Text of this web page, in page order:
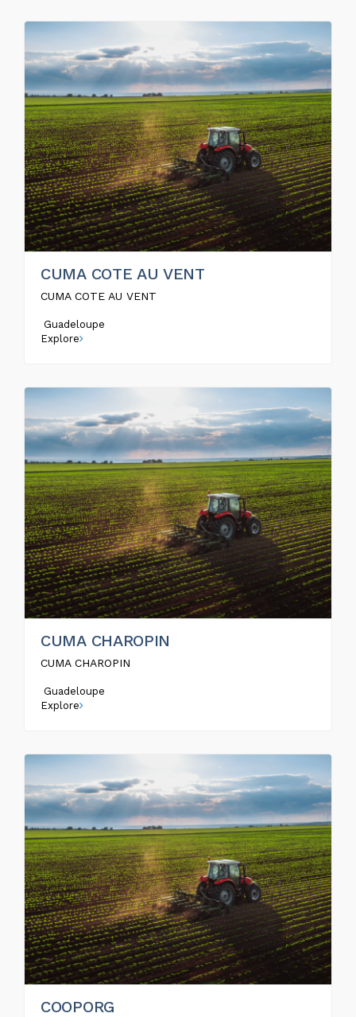
CUMA COTE AU VENT
CUMA COTE AU VENT
Guadeloupe
Explore
CUMA CHAROPIN
CUMA CHAROPIN
Guadeloupe
Explore
COOPORG